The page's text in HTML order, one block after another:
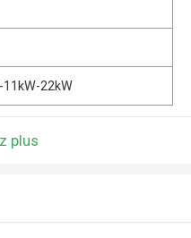
11kW-22kW
plus